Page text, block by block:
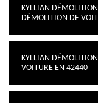
KYLLIAN
DÉMOLITION DE
KYLLIAN
VOITURE EN 42440